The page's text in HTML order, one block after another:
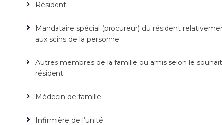
Résident
Mandataire spécial (procureur) du résident
aux soins de la personne
Autres membres de la famille ou amis selon le
résident
Médecin de famille
Infirmière de l’unité